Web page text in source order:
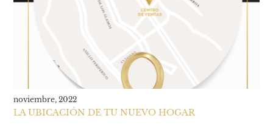
noviembre, 2022
LA UBICACIÓN DE TU NUEVO HOGAR